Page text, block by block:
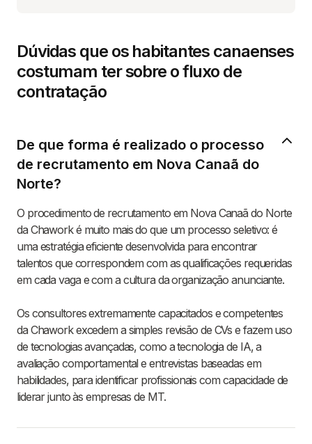
Dúvidas que os habitantes canaenses
costumam ter sobre o fluxo de
contratação
De que forma é realizado o processo
de recrutamento em Nova Canaã do
Norte?
O procedimento de recrutamento em Nova Canaã do Norte
da Chawork é muito mais do que um processo seletivo: é
uma estratégia eficiente desenvolvida para encontrar
talentos que correspondem com as qualificações requeridas
em cada vaga e com a cultura da organização anunciante.
Os consultores extremamente capacitados e competentes
da Chawork excedem a simples revisão de CVs e fazem uso
de tecnologias avançadas, como a tecnologia de IA, a
avaliação comportamental e entrevistas baseadas em
habilidades, para identificar profissionais com capacidade de
liderar junto às empresas de MT.